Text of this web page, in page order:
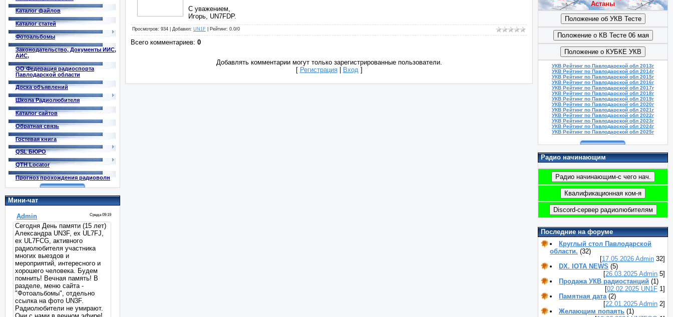
Каталог файлов
Каталог статей
Фотоальбомы
Законодательство, Документы ИИС,
АИС,
ОО Федерация радиоспорта
Павлодарской области
Доска объявлений
Школа Радиолюбителя
Каталог сайтов
Обратная связь
Гостевая книга
QSL БЮРО
QTH Locator
Прогноз прохождения радиоволн
Мини-чат
С уважением,
Игорь, UN7FDP.
Просмотров: 934 | Добавил: UN1F Рейтинг: 0.0/0
Всего комментариев: 0
Добавлять комментарии могут только зарегистрированные пользователи.
[ Регистрация| Вход]
Астаны
УКВ Рейтинг по Павлодарской обл 2013г
УКВ Рейтинг по Павлодарской обл 2014г
УКВ Рейтинг по Павлодарской обл 2015г
УКВ Рейтинг по Павлодарской обл 2016г
УКВ Рейтинг по Павлодарской обл 2017г
УКВ Рейтинг по Павлодарской обл 2018г
УКВ Рейтинг по Павлодарской обл 2019г
УКВ Рейтинг по Павлодарской обл 2020г
УКВ Рейтинг по Павлодарской обл 2021г
УКВ Рейтинг по Павлодарской обл 2022г
УКВ Рейтинг по Павлодарской обл 2023г
УКВ Рейтинг по Павлодарской обл 2024г
УКВ Рейтинг по Павлодарской обл 2025г
Радио начинающим
Последние на форуме
Круглый стол Павлодарской
области. (32)
[17.05.2026 Admin 32]
DX. IOTA NEWS (5)
[26.03.2025 Admin 5]
Продажа УКВ радиостанций (1)
[02.02.2025 UN1F 1]
Памятная дата (2)
[22.01.2025 Admin 2]
Желающим попаять (1)